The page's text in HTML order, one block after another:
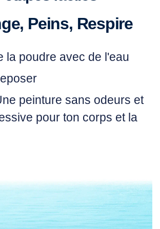
Peins, Respire
la poudre avec de l'eau
peinture sans odeurs et
pour ton corps et la